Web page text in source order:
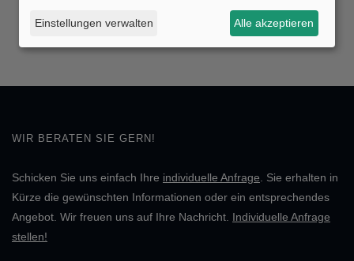
WIR BERATEN SIE GERN!
Schicken Sie uns einfach Ihre individuelle Anfrage . Sie erhalten in
Kürze die gewünschten Informationen oder ein entsprechendes
Angebot. Wir freuen uns auf Ihre Nachricht. Individuelle Anfrage
stellen!
Einstellungen verwalten Alle akzeptieren